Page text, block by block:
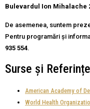
Bulevardul Ion Mihalache
De asemenea, suntem
Pentru programări și
935 554.
Surse și Referințe
American Academy of
World Health